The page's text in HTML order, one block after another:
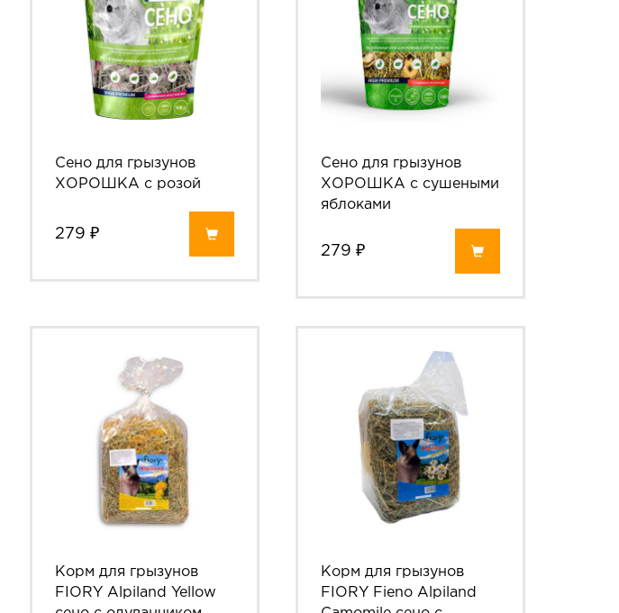
Сено для грызунов
ХОРОШКА с розой
279 ₽
Сено для грызунов
ХОРОШКА с сушеными
яблоками
279 ₽
Корм для грызунов
FIORY Alpiland Yellow
Корм для грызунов
FIORY Fieno Alpiland